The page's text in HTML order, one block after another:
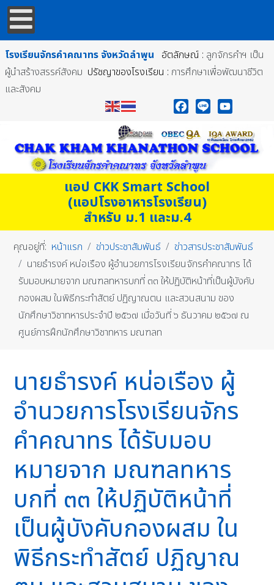
โรงเรียนจักรคำคณาทร จังหวัดลำพูน อัตลักษณ์ : ลูกจักรคำฯ เป็น
ผู้นำสร้างสรรค์สังคม ปรัชญาของโรงเรียน : การศึกษาเพื่อพัฒนาชีวิต
และสังคม
แอป CKK Smart School
(แอปโรงอาหารโรงเรียน)
สำหรับ ม.1 และม.4
คุณอยู่ที่: หน้าแรก ข่าวประชาสัมพันธ์
ข่าวสารประชาสัมพันธ์
นายธำรงค์ หน่อเรือง ผู้อำนวยการโรงเรียนจักรคำคณาทร ได้
รับมอบหมายจาก มณฑลทหารบกที่ ๓๓ ให้ปฏิบัติหน้าที่เป็นผู้บังคับ
กองผสม ในพิธีกระทำสัตย์ ปฏิญาณตน และสวนสนาม ของ
นักศึกษาวิชาทหารประจำปี ๒๕๖๗ เมื่อวันที่ ๖ ธันวาคม ๒๕๖๗ ณ
ศูนย์การฝึกนักศึกษาวิชาทหาร มณฑลท
นายธำรงค์ หน่อเรือง ผู้
อำนวยการโรงเรียนจักร
คำคณาทร ได้รับมอบ
หมายจาก มณฑลทหาร
บกที่ ๓๓ ให้ปฏิบัติหน้าที่
เป็นผู้บังคับกองผสม ใน
พิธีกระทำสัตย์ ปฏิญาณ